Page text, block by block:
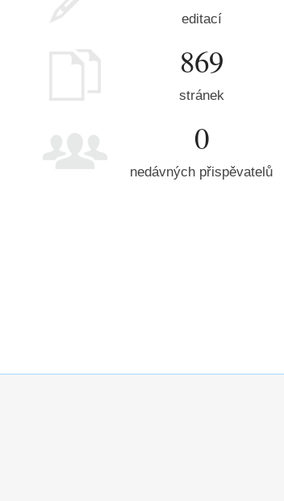
editací
869
stránek
0
nedávných přispěvatelů